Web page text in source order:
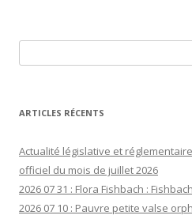
ARTICLES RÉCENTS
Actualité législative et
officiel du mois de juillet 2026
2026 07 31 : Flora Fishbach :
2026 07 10 : Pauvre petite valse